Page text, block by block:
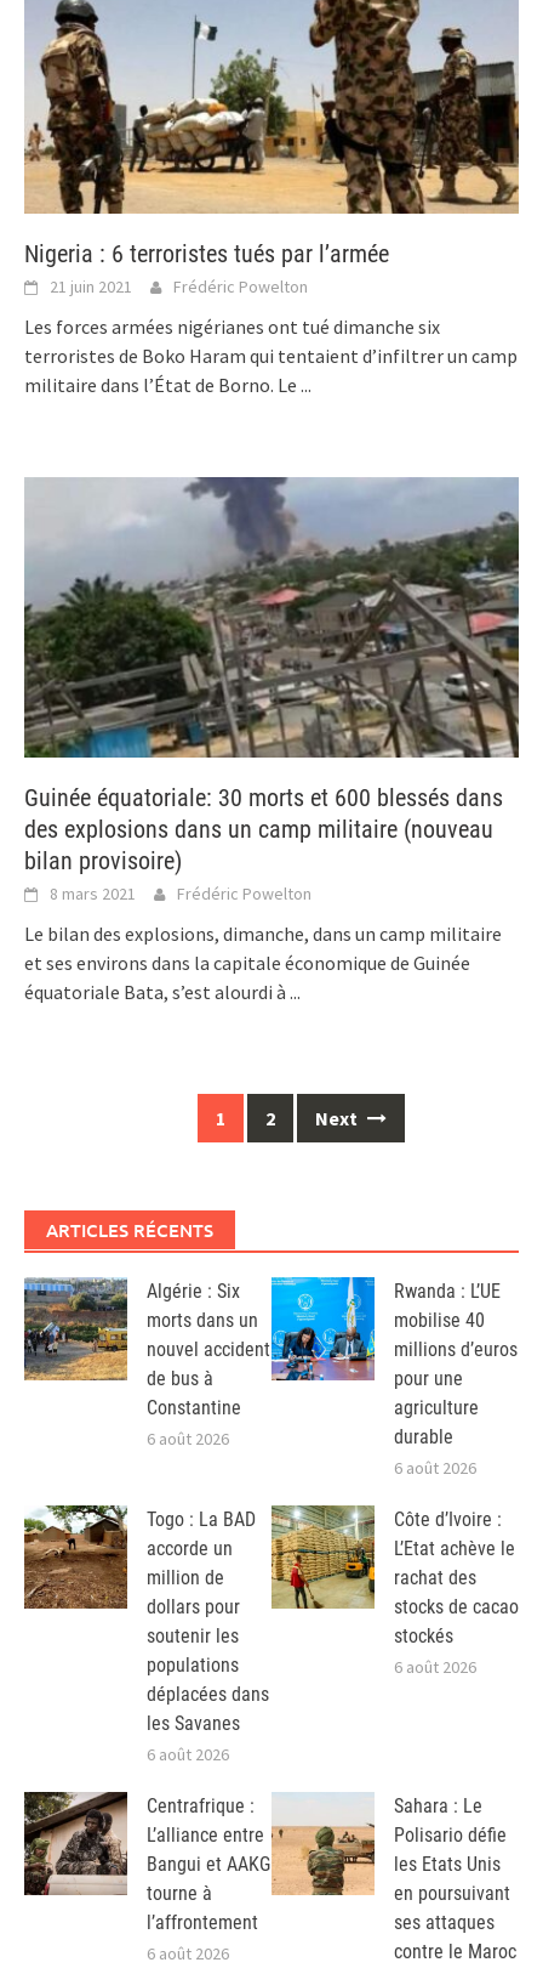
Nigeria : 6 terroristes tués par l’armée
21 juin 2021 Frédéric Powelton
Les forces armées nigérianes ont tué dimanche six
terroristes de Boko Haram qui tentaient d’infiltrer un camp
militaire dans l’État de Borno. Le ...
Guinée équatoriale: 30 morts et 600 blessés dans
des explosions dans un camp militaire (nouveau
bilan provisoire)
8 mars 2021 Frédéric Powelton
Le bilan des explosions, dimanche, dans un camp militaire
et ses environs dans la capitale économique de Guinée
équatoriale Bata, s’est alourdi à ...
1 2 Next
ARTICLES RÉCENTS
Algérie : Six
morts dans un
nouvel accident
de bus à
Constantine
6 août 2026
Rwanda : L’UE
mobilise 40
millions d’euros
pour une
agriculture
durable
6 août 2026
Togo : La BAD
accorde un
million de
dollars pour
soutenir les
populations
déplacées dans
les Savanes
6 août 2026
Côte d’Ivoire :
L’Etat achève le
rachat des
stocks de cacao
stockés
6 août 2026
Centrafrique :
L’alliance entre
Bangui et AAKG
tourne à
l’affrontement
6 août 2026
Sahara : Le
Polisario défie
les Etats Unis
en poursuivant
ses attaques
contre le Maroc